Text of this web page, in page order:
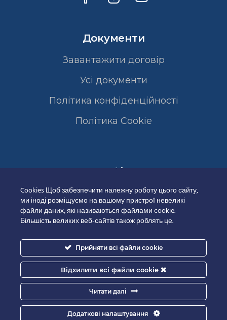
Документи
Завантажити договір
Усі документи
Політика конфіденційності
Полiтика Cookie
Сертифікати
Good-IT.com.ua for Biolights - All rights reserved.
Cookies Щоб забезпечити належну роботу цього сайту,
ми іноді розміщуємо на вашому пристрої невеликі
файли даних, які називаються файлами cookie.
Більшість великих веб-сайтів також роблять це.
Прийняти всі файли cookie
Відхилити всі файли cookie
Читати далі
Додаткові налаштування